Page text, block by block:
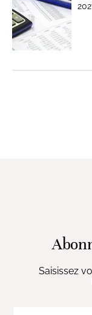
Saisissez